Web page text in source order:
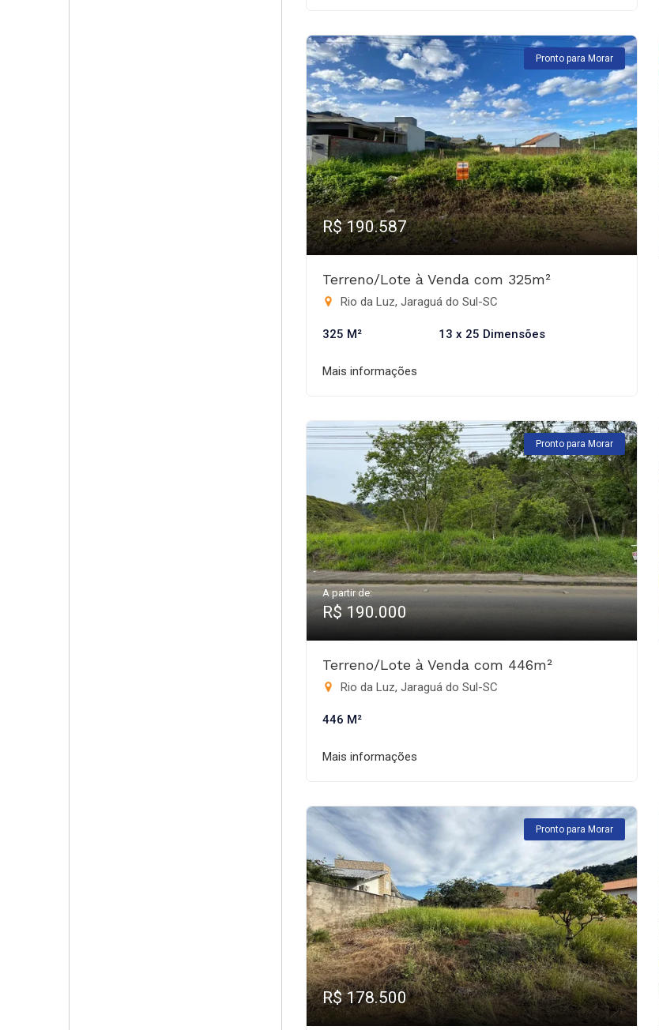
Pronto para Morar
R$ 190.587
Terreno/Lote à Venda com 325m²
Rio da Luz, Jaraguá do Sul-SC
325 M² 13 x 25 Dimensões
Mais informações
Pronto para Morar
A partir de:
R$ 190.000
Terreno/Lote à Venda com 446m²
Rio da Luz, Jaraguá do Sul-SC
446 M²
Mais informações
Pronto para Morar
R$ 178.500